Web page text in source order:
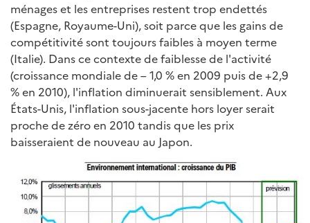
ménages et les entreprises restent trop endettés
(Espagne, Royaume-Uni), soit parce que les gains de
compétitivité sont toujours faibles à moyen terme
(Italie). Dans ce contexte de faiblesse de l'activité
(croissance mondiale de – 1,0 % en 2009 puis de +2,9
% en 2010), l'inflation diminuerait sensiblement. Aux
États-Unis, l'inflation sous-jacente hors loyer serait
proche de zéro en 2010 tandis que les prix
baisseraient de nouveau au Japon.